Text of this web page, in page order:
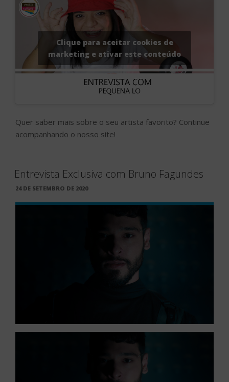
Clique para aceitar cookies de
marketing e ativar este conteúdo
Quer saber mais sobre o seu artista favorito? Continue
acompanhando o nosso site!
Entrevista Exclusiva com Bruno Fagundes
PUBLICADO
24 DE SETEMBRO DE 2020